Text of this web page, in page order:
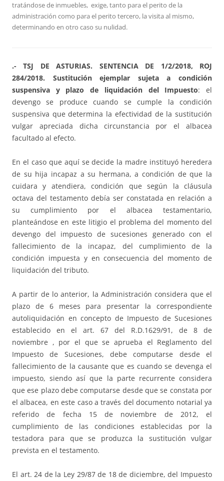
tratándose de inmuebles, exige, tanto para el perito de la
administración como para el perito tercero, la visita al mismo,
determinando en otro caso su nulidad.
.- TSJ DE ASTURIAS. SENTENCIA DE 1/2/2018, ROJ
284/2018. Sustitución ejemplar sujeta a condición
suspensiva y plazo de liquidación del Impuesto: el
devengo se produce cuando se cumple la condición
suspensiva que determina la efectividad de la sustitución
vulgar apreciada dicha circunstancia por el albacea
facultado al efecto.
En el caso que aquí se decide la madre instituyó heredera
de su hija incapaz a su hermana, a condición de que la
cuidara y atendiera, condición que según la cláusula
octava del testamento debía ser constatada en relación a
su cumplimiento por el albacea testamentario,
planteándose en este litigio el problema del momento del
devengo del impuesto de sucesiones generado con el
fallecimiento de la incapaz, del cumplimiento de la
condición impuesta y en consecuencia del momento de
liquidación del tributo.
A partir de lo anterior, la Administración considera que el
plazo de 6 meses para presentar la correspondiente
autoliquidación en concepto de Impuesto de Sucesiones
establecido en el art. 67 del R.D.1629/91, de 8 de
noviembre , por el que se aprueba el Reglamento del
Impuesto de Sucesiones, debe computarse desde el
fallecimiento de la causante que es cuando se devenga el
impuesto, siendo así que la parte recurrente considera
que ese plazo debe computarse desde que se constata por
el albacea, en este caso a través del documento notarial ya
referido de fecha 15 de noviembre de 2012, el
cumplimiento de las condiciones establecidas por la
testadora para que se produzca la sustitución vulgar
prevista en el testamento.
El art. 24 de la Ley 29/87 de 18 de diciembre, del Impuesto